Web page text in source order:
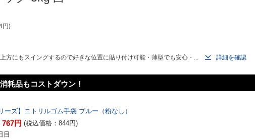
円
方にもスイングするので好きな位置に貼り付け可能・薄型でも安心・... 詳細を確認
耗品もコストダウン！
ーズ】ニトリルゴム手袋 ブルー（粉なし）
767円 (税込価格： 844円)
目